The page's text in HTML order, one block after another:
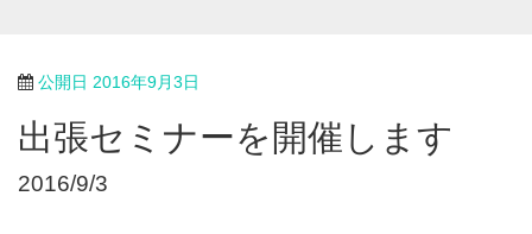
公開日 2016年9月3日
出張セミナーを開催します
2016/9/3